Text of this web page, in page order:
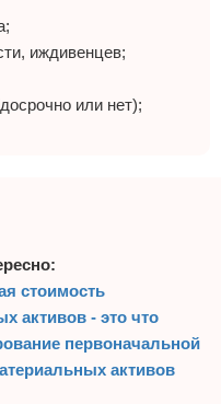
иждивенцев;
или нет);
стоимость
активов - это что
первоначальной
активов